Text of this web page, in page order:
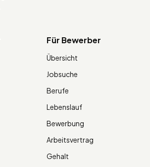
Für Bewerber
Übersicht
Jobsuche
Berufe
Lebenslauf
Bewerbung
Arbeitsvertrag
Gehalt